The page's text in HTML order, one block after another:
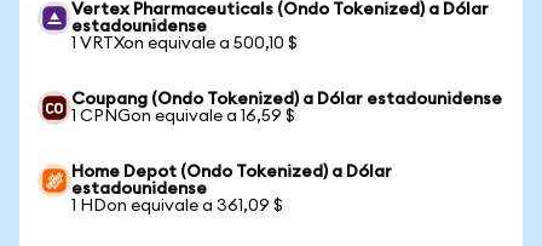
Vertex Pharmaceuticals (Ondo Tokenized) a Dólar
estadounidense
1 VRTXon equivale a 500,10 $
Coupang (Ondo Tokenized) a Dólar estadounidense
1 CPNGon equivale a 16,59 $
Home Depot (Ondo Tokenized) a Dólar
estadounidense
1 HDon equivale a 361,09 $